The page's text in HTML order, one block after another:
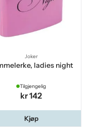
Joker
ladies night
Tilgjengelig
kr 142
Kjøp